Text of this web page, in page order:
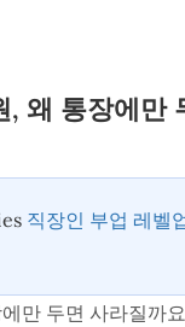
왜 통장에만
직장인 부업 레벨
만 두면 사라질까